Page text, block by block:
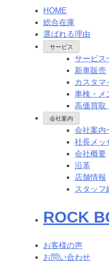
HOME
総合在庫
選ばれる理由
サービス
サービス
新車販売
カスタマ
車検・メ
高価買取
会社案内
会社案内
社長メッ
会社概要
沿革
店舗情報
スタッフ
ROCK
お客様の声
お問い合わせ